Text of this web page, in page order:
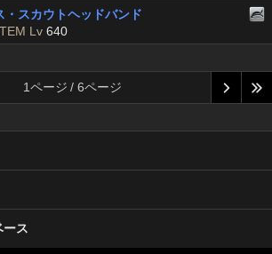
・スカウトヘッドバンド
Lv 640
1ページ / 6ページ
ース